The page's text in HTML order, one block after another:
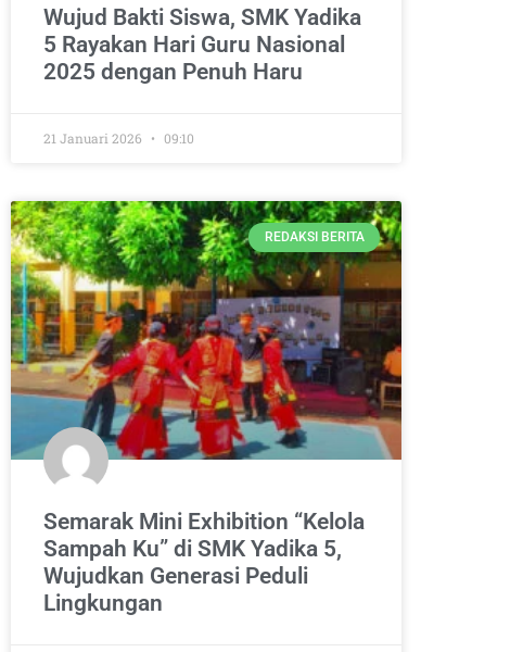
Wujud Bakti Siswa, SMK Yadika
5 Rayakan Hari Guru Nasional
2025 dengan Penuh Haru
21 Januari 2026 09:10
REDAKSI BERITA
Semarak Mini Exhibition “Kelola
Sampah Ku” di SMK Yadika 5,
Wujudkan Generasi Peduli
Lingkungan